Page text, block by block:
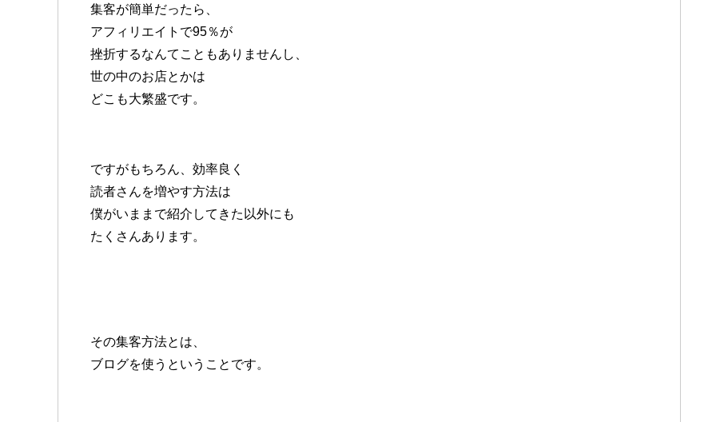
集客が簡単だったら、
アフィリエイトで95％が
挫折するなんてこともありませんし、
世の中のお店とかは
どこも大繁盛です。
ですがもちろん、効率良く
読者さんを増やす方法は
僕がいままで紹介してきた以外にも
たくさんあります。
その集客方法とは、
ブログを使うということです。